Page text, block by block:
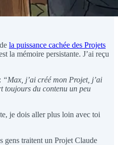
la puissance cachée des Projets
la mémoire persistante. J’ai reçu
“Max, j’ai créé mon Projet, j’ai
toujours du contenu un peu
je dois aller plus loin avec toi
gens traitent un Projet Claude